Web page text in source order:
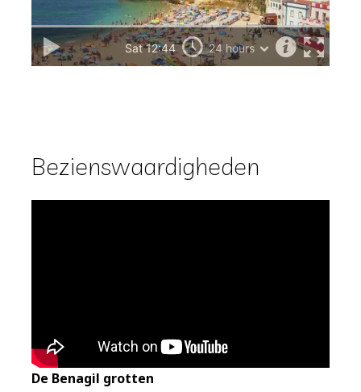
Bezienswaardigheden
De Benagil grotten